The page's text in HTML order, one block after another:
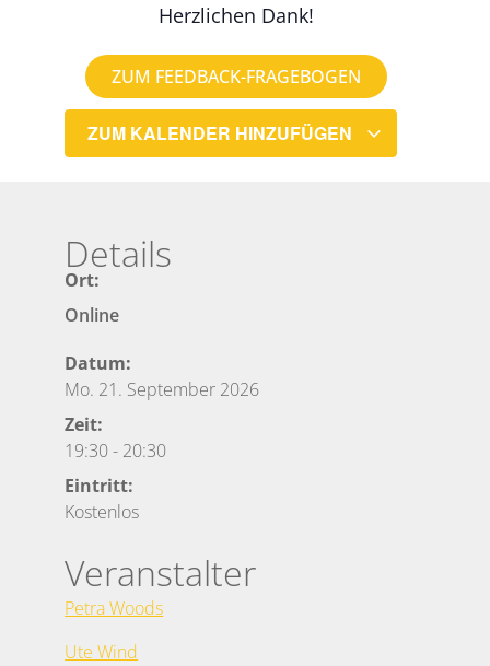
Herzlichen Dank!
ZUM FEEDBACK-FRAGEBOGEN
ZUM KALENDER HINZUFÜGEN
Details
Ort:
Online
Datum:
Mo. 21. September 2026
Zeit:
19:30- 20:30
Eintritt:
Kostenlos
Veranstalter
Petra Woods
Ute Wind